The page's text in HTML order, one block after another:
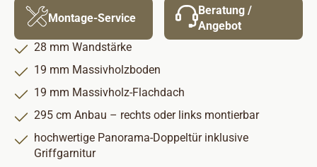
Montage-Service
Beratung /
Angebot
28 mm Wandstärke
19 mm Massivholzboden
19 mm Massivholz-Flachdach
295 cm Anbau – rechts oder links montierbar
hochwertige Panorama-Doppeltür inklusive
Griffgarnitur